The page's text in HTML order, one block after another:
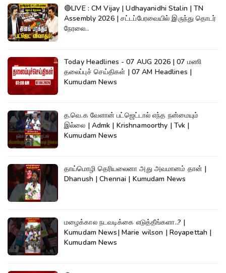
🔴LIVE : CM Vijay | Udhayanidhi Stalin | TN
Assembly 2026 | சட்டப்பேரவையில் இருந்து தொடர்
நேரலை..
Today Headlines - 07 AUG 2026 | 07 மணி
தலைப்புச் செய்திகள் | 07 AM Headlines |
Kumudam News
த.வெ.க வேளான் பட்ஜெட்டால் எந்த நன்மையும்
இல்லை | Admk | Krishnamoorthy | Tvk |
Kumudam News
தாய்மொழி தெரியலைனா அது அவமானம் தான் |
Dhanush | Chennai | Kumudam News
மழைக்கால நடவடிக்கை எடுத்தீங்களா..? |
Kumudam News| Marie wilson | Royapettah |
Kumudam News